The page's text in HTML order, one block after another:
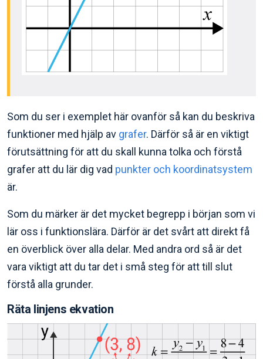
Som du ser i exemplet här ovanför så kan du beskriva
funktioner med hjälp av grafer. Därför så är en viktigt
förutsättning för att du skall kunna tolka och förstå
grafer att du lär dig vad punkter och koordinatsystem
är.
Som du märker är det mycket begrepp i början som vi
lär oss i funktionslära. Därför är det svårt att direkt få
en överblick över alla delar. Med andra ord så är det
vara viktigt att du tar det i små steg för att till slut
förstå alla grunder.
Räta linjens ekvation